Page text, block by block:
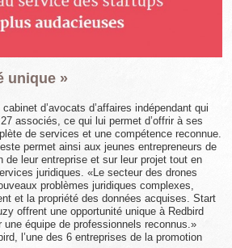
unique »
d’avocats d’affaires indépendant qui
associés, ce qui lui permet d’offrir à ses
de services et une compétence reconnue.
permet ainsi aux jeunes entrepreneurs de
de leur entreprise et sur leur projet tout en
juridiques. «Le secteur des drones
problèmes juridiques complexes,
et la propriété des données acquises. Start
offrent une opportunité unique à Redbird
une équipe de professionnels reconnus.»
l’une des 6 entreprises de la promotion